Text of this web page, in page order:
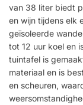
van 38 liter biedt
en wijn tijdens elk
geïsoleerde
tot 12 uur koel en
tuintafel is
materiaal en is
en scheuren,